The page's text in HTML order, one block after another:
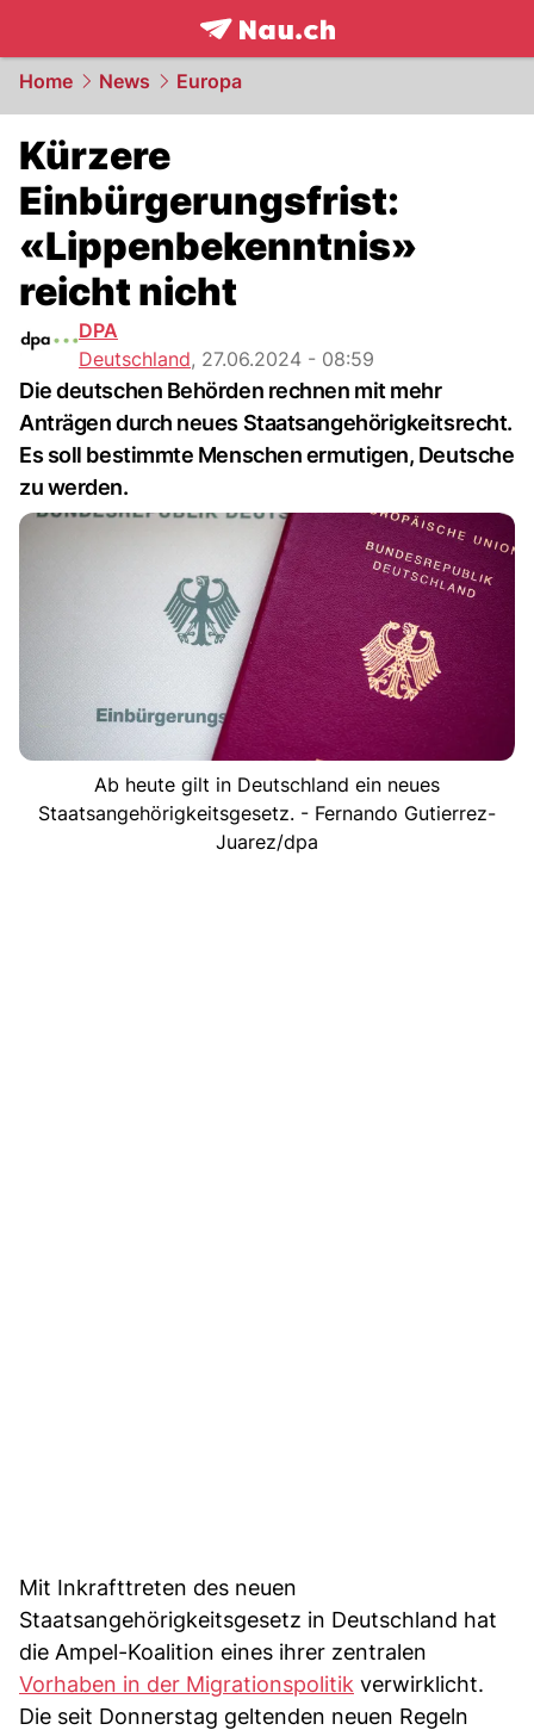
frontpage.NAU.ch
Home News Europa
Kürzere
Einbürgerungsfrist:
«Lippenbekenntnis»
reicht nicht
DPA
Deutschland, 27.06.2024 - 08:59
Die deutschen Behörden rechnen mit mehr
Anträgen durch neues Staatsangehörigkeitsrecht.
Es soll bestimmte Menschen ermutigen, Deutsche
zu werden.
Ab heute gilt in Deutschland ein neues
Staatsangehörigkeitsgesetz. - Fernando Gutierrez-
Juarez/dpa
Mit Inkrafttreten des neuen
Staatsangehörigkeitsgesetz in Deutschland hat
die Ampel-Koalition eines ihrer zentralen
Vorhaben in der Migrationspolitik verwirklicht.
Die seit Donnerstag geltenden neuen Regeln